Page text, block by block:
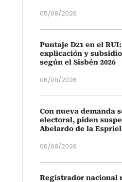
05/08/2026
Puntaje D21 en el
explicación y
según el Sisbén 2026
06/08/2026
Con nueva demanda
electoral, piden
Abelardo de la
06/08/2026
Registrador nacional